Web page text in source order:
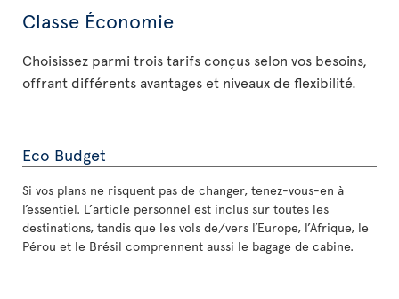
Classe Économie
Choisissez parmi trois tarifs conçus selon vos besoins,
offrant différents avantages et niveaux de flexibilité.
Eco Budget
Si vos plans ne risquent pas de changer, tenez-vous-en à
l’essentiel. L’article personnel est inclus sur toutes les
destinations, tandis que les vols de/vers l’Europe, l’Afrique, le
Pérou et le Brésil comprennent aussi le bagage de cabine.